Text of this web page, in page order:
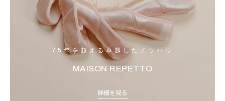
75年を超える卓越したノウハウ
MAISON REPETTO
詳細を見る